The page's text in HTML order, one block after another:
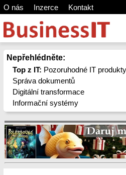
O nás Inzerce Kontakt
Nepřehlédněte:
Top z IT: Pozoruhodné IT
Správa dokumentů
Digitální transformace
Informační systémy